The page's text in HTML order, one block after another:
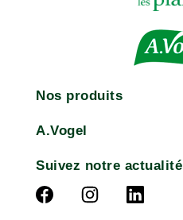
Nos produits
A.Vogel
Suivez notre actualité